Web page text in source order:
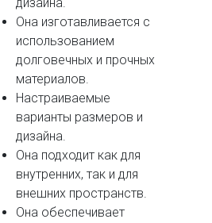
Она изготавливается с
использованием
долговечных и прочных
материалов.
Настраиваемые
варианты размеров и
дизайна.
Она подходит как для
внутренних, так и для
внешних пространств.
Она обеспечивает